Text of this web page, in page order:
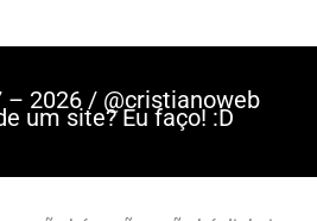
– 2026 / @cristianoweb
um site? Eu faço! :D